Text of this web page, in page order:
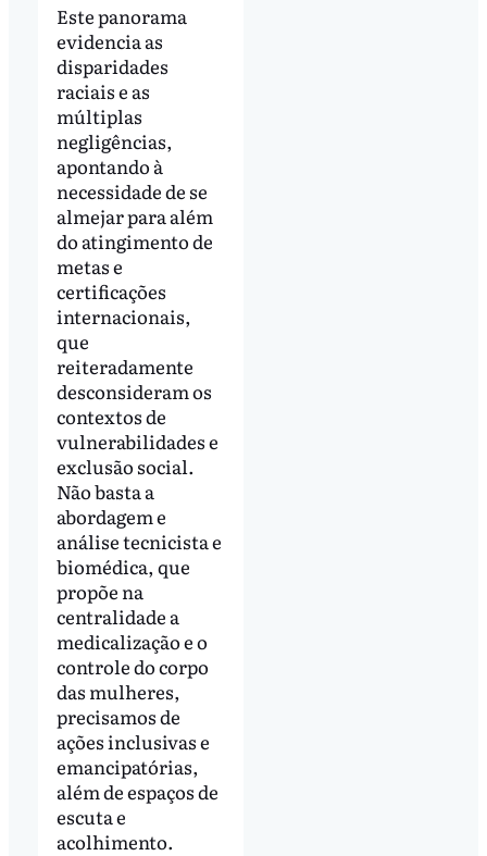
Este panorama
evidencia as
disparidades
raciais e as
múltiplas
negligências,
apontando à
necessidade de se
almejar para além
do atingimento de
metas e
certificações
internacionais,
que
reiteradamente
desconsideram os
contextos de
vulnerabilidades e
exclusão social.
Não basta a
abordagem e
análise tecnicista e
biomédica, que
propõe na
centralidade a
medicalização e o
controle do corpo
das mulheres,
precisamos de
ações inclusivas e
emancipatórias,
além de espaços de
escuta e
acolhimento.